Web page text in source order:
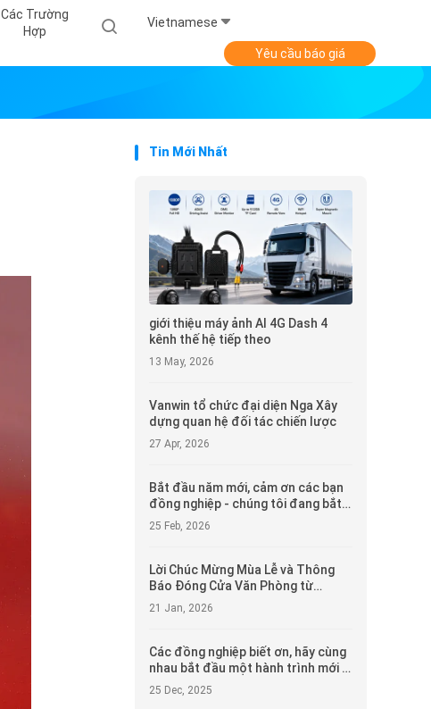
Các Trường
Hợp
Vietnamese
Yêu cầu báo giá
Tin Mới Nhất
giới thiệu máy ảnh AI 4G Dash 4
kênh thế hệ tiếp theo
13 May, 2026
Vanwin tổ chức đại diện Nga Xây
dựng quan hệ đối tác chiến lược
27 Apr, 2026
Bắt đầu năm mới, cảm ơn các bạn
đồng nghiệp - chúng tôi đang bắt
đầu làm việc!
25 Feb, 2026
Lời Chúc Mừng Mùa Lễ và Thông
Báo Đóng Cửa Văn Phòng từ
Vanwin
21 Jan, 2026
Các đồng nghiệp biết ơn, hãy cùng
nhau bắt đầu một hành trình mới -
Vanwin chúc các bạn một Giáng
sinh vui vẻ
25 Dec, 2025